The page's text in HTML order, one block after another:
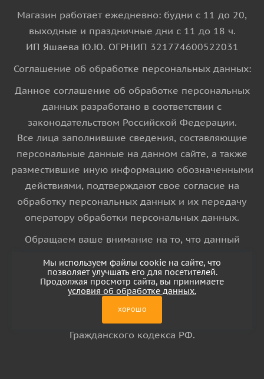
Магазин работает ежедневно: будни с 11 до 20,
выходные и праздничные дни с 11 до 18 ч.
ИП Яшаева Ю.Ю. ОГРНИП 321774600522031
Соглашение об обработке персональных данных:
Данное соглашение об обработке персональных
данных разработано в соответствии с
законодательством Российской Федерации.
Все лица заполнившие сведения, составляющие
персональные данные на данном сайте, а также
разместившие иную информацию обозначенными
действиями, подтверждают свое согласие на
обработку персональных данных и их передачу
оператору обработки персональных данных.
Обращаем ваше внимание на то, что данный
информационный характер и ни при каких
условиях информационные материалы и цены,
Гражданского кодекса РФ.
Мы используем файлы cookie на сайте, что
позволяет улучшать его для посетителей.
Продолжая просмотр сайта, вы принимаете
условия об обработке данных.
ХОРОШО